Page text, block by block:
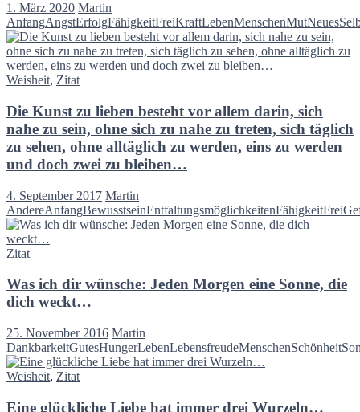
1. März 2020 Martin
AnfangAngstErfolgFähigkeitFreiKraftLebenMenschenMutNeues
Weisheit, Zitat
Die Kunst zu lieben besteht vor allem darin, sich
nahe zu sein, ohne sich zu nahe zu treten, sich täglich
zu sehen, ohne alltäglich zu werden, eins zu werden
und doch zwei zu bleiben…
4. September 2017 Martin
AndereAnfangBewusstseinEntfaltungsmöglichkeitenFähigkeitFrei
Zitat
Was ich dir wünsche: Jeden Morgen eine Sonne, die
dich weckt…
25. November 2016 Martin
DankbarkeitGutesHungerLebenLebensfreudeMenschenSchönheit
Weisheit, Zitat
Eine glückliche Liebe hat immer drei Wurzeln…